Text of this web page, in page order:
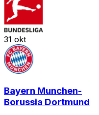
31 okt
Bayern Munchen-
Borussia Dortmund